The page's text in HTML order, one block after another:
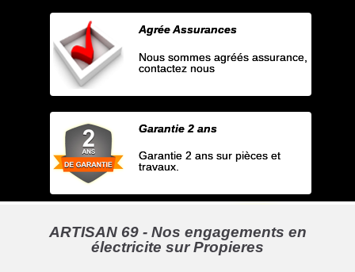
Agrée Assurances
Nous sommes agréés assurance,
contactez nous
Garantie 2 ans
Garantie 2 ans sur pièces et
travaux.
ARTISAN 69 - Nos engagements en
électricite sur Propieres